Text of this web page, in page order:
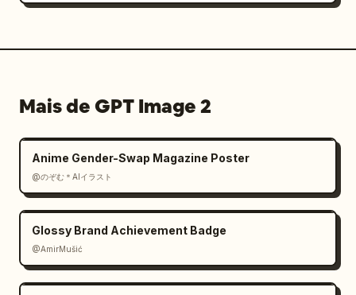
Mais de GPT Image 2
Anime Gender-Swap Magazine Poster
@のぞむ＊AIイラスト
Glossy Brand Achievement Badge
@AmirMušić